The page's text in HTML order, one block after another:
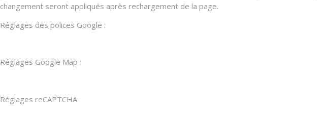
changement seront appliqués après rechargement de la page.
Réglages des polices Google :
Réglages Google Map :
Réglages reCAPTCHA :